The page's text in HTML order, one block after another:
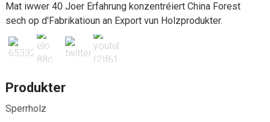
Mat iwwer 40 Joer Erfahrung konzentréiert China Forest
sech op d'Fabrikatioun an Export vun Holzprodukter.
Produkter
Sperrholz